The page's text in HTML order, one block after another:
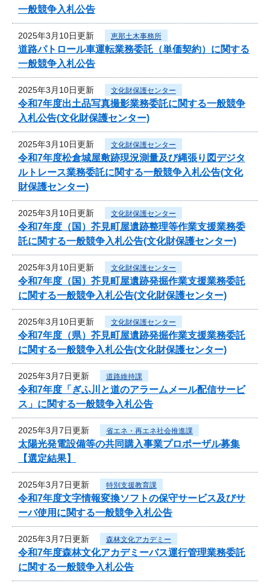
一般競争入札公告
2025年3月10日更新 恵那土木事務所
道路パトロール車運転業務委託（単価契約）に関する
一般競争入札公告
2025年3月10日更新 文化財保護センター
令和7年度出土品写真撮影業務委託に関する一般競争
入札公告(文化財保護センター)
2025年3月10日更新 文化財保護センター
令和7年度松倉城屋敷跡現況測量及び縄張り図デジタ
ルトレース業務委託に関する一般競争入札公告(文化
財保護センター)
2025年3月10日更新 文化財保護センター
令和7年度（国）芥見町屋遺跡整理等作業支援業務委
託に関する一般競争入札公告(文化財保護センター)
2025年3月10日更新 文化財保護センター
令和7年度（国）芥見町屋遺跡発掘作業支援業務委託
に関する一般競争入札公告(文化財保護センター)
2025年3月10日更新 文化財保護センター
令和7年度（県）芥見町屋遺跡発掘作業支援業務委託
に関する一般競争入札公告(文化財保護センター)
2025年3月7日更新 道路維持課
令和7年度「ぎふ川と道のアラームメール配信サービ
ス」に関する一般競争入札公告
2025年3月7日更新 省エネ・再エネ社会推進課
太陽光発電設備等の共同購入事業プロポーザル募集
【選定結果】
2025年3月7日更新 特別支援教育課
令和7年度文字情報変換ソフトの保守サービス及びサ
ーバ使用に関する一般競争入札公告
2025年3月7日更新 森林文化アカデミー
令和7年度森林文化アカデミーバス運行管理業務委託
に関する一般競争入札公告